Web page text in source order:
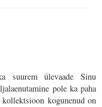
suurem ülevaade Sinu
pole ka paha
kogunenud on